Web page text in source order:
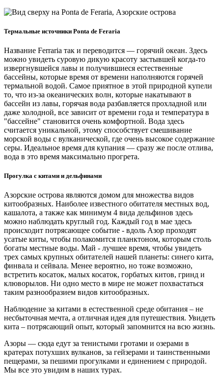
Термальные источники Ponta de Feraria
Название Ferraria так и переводится — горячий океан. Здесь
можно увидеть суровую дикую красоту застывшей когда-то
извергнувшейся лавы и получившиеся естественные
бассейны, которые время от времени наполняются горячей
термальной водой. Самое приятное в этой природной купели
то, что из-за океанических волн, которые накатывают в
бассейн из лавы, горячая вода разбавляется прохладной или
даже холодной, все зависит от времени года и температура в
"бассейне" становится очень комфортной. Вода здесь
считается уникальной, этому способствует смешивание
морской воды с вулканической, где очень высокое содержание
серы. Идеальное время для купания — сразу же после отлива,
вода в это время максимально прогрета.
Прогулка с китами и дельфинами
Азорские острова являются домом для множества видов
китообразных. Наиболее известного обитателя местных вод,
кашалота, а также как минимум 4 вида дельфинов здесь
можно наблюдать круглый год. Каждый год в мае здесь
происходит потрясающее событие - вдоль Азор проходят
усатые киты, чтобы полакомится планктоном, которым столь
богаты местные воды. Май - лучшее время, чтобы увидеть
трех самых крупных обитателей нашей планеты: синего кита,
финвала и сейвала. Менее вероятно, но тоже возможно,
встретить косаток, малых косаток, горбатых китов, гринд и
клюворылов. Ни одно место в мире не может похвастаться
таким разнообразием видов китообразных.
Наблюдение за китами в естественной среде обитания – не
несбыточная мечта, а отличная идея для путешествия. Увидеть
кита – потрясающий опыт, который запомнится на всю жизнь.
Азоры — сюда едут за тенистыми гротами и озерами в
кратерах потухших вулканов, за гейзерами и таинственными
пещерами, за пешими прогулками и единением с природой.
Мы все это увидим в наших турах.